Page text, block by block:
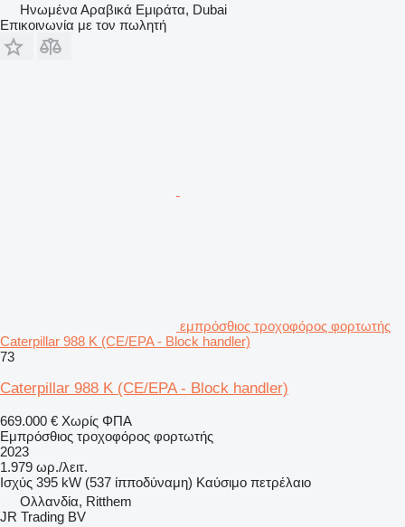
Hνωμένα Αραβικά Εμιράτα, Dubai
Επικοινωνία με τον πωλητή
εμπρόσθιος τροχοφόρος φορτωτής
Caterpillar 988 K (CE/EPA - Block handler)
73
Caterpillar 988 K (CE/EPA - Block handler)
669.000 € Χωρίς ΦΠΑ
Εμπρόσθιος τροχοφόρος φορτωτής
2023
1.979 ωρ./λειτ.
Ισχύς 395 kW (537 ίπποδύναμη) Καύσιμο πετρέλαιο
Ολλανδία, Ritthem
JR Trading BV